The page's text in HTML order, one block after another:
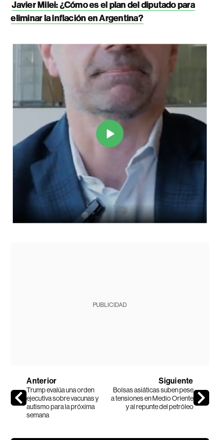
Javier Milei: ¿Cómo es el plan del diputado para
eliminar la inflación en Argentina?
PUBLICIDAD
Anterior
Trump evalúa una orden
ejecutiva sobre vacunas y
autismo para la próxima
semana
Siguiente
Bolsas asiáticas suben pese
a tensiones en Medio Oriente
y al repunte del petróleo